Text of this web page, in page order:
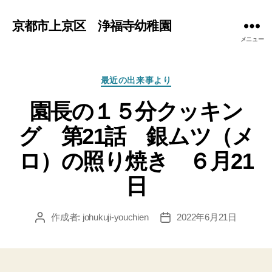
京都市上京区 浄福寺幼稚園
メニュー
カ
ゴ
リ
ー
最近の出来事より
園長の１５分クッキン
グ 第21話 銀ムツ（メ
ロ）の照り焼き ６月21
日
投 作成者: johukuji-youchien
投
2022年6月21日